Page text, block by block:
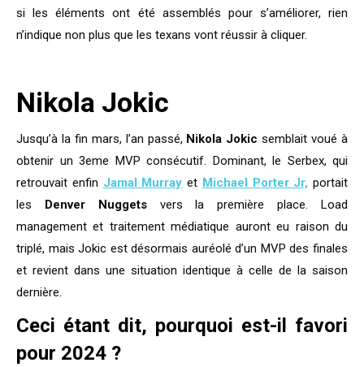
si les éléments ont été assemblés pour s’améliorer, rien
n’indique non plus que les texans vont réussir à cliquer.
Nikola Jokic
Jusqu’à la fin mars, l’an passé, Nikola Jokic semblait voué à
obtenir un 3eme MVP consécutif. Dominant, le Serbex, qui
retrouvait enfin Jamal Murray et Michael Porter Jr, portait
les Denver Nuggetsvers la première place. Load
management et traitement médiatique auront eu raison du
triplé, mais Jokic est désormais auréolé d’un MVP des finales
et revient dans une situation identique à celle de la saison
dernière.
Ceci étant dit, pourquoi est-il favori
pour 2024 ?